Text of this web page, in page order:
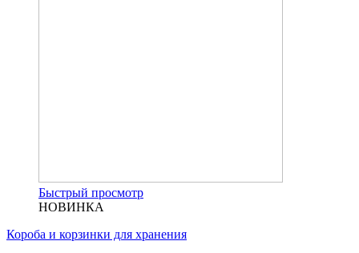
Быстрый просмотр
НОВИНКА
Короба и корзинки для хранения